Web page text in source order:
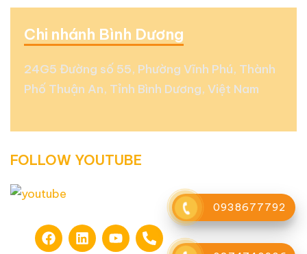
Chi nhánh Bình Dương
24G5 Đường số 55, Phường Vĩnh Phú, Thành
Phố Thuận An, Tỉnh Bình Dương, Việt Nam
FOLLOW YOUTUBE
0938677792